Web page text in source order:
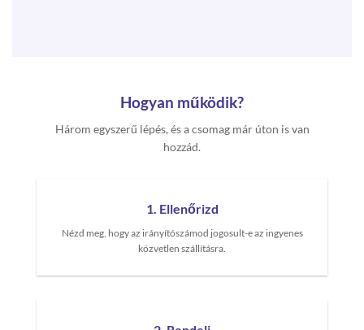
Hogyan működik?
Három egyszerű lépés, és a csomag már úton is van
hozzád.
1. Ellenőrizd
Nézd meg, hogy az irányítószámod jogosult-e az ingyenes
közvetlen szállításra.